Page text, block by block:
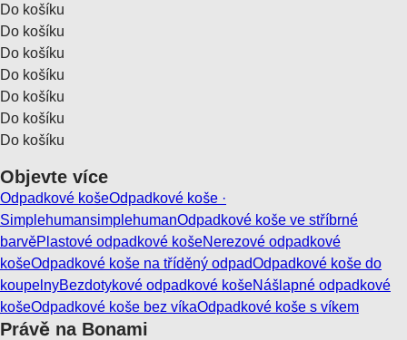
Do košíku
Do košíku
Do košíku
Do košíku
Do košíku
Do košíku
Do košíku
Objevte více
Odpadkové košeOdpadkové koše ·
SimplehumansimplehumanOdpadkové koše ve stříbrné
barvěPlastové odpadkové košeNerezové odpadkové
košeOdpadkové koše na tříděný odpadOdpadkové koše do
koupelnyBezdotykové odpadkové košeNášlapné odpadkové
košeOdpadkové koše bez víkaOdpadkové koše s víkem
Právě na Bonami